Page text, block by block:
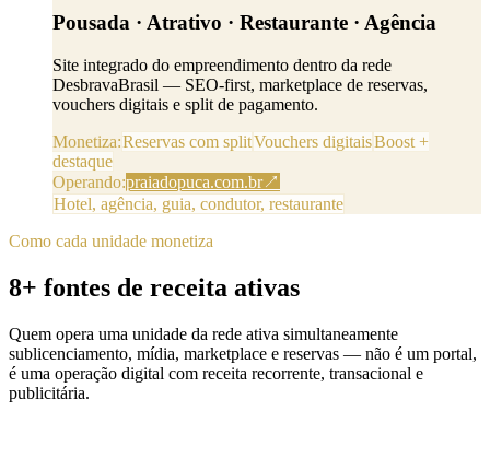
Pousada · Atrativo · Restaurante · Agência
Site integrado do empreendimento dentro da rede
DesbravaBrasil — SEO-first, marketplace de reservas,
vouchers digitais e split de pagamento.
Monetiza:Reservas com splitVouchers digitaisBoost +
destaque
Operando:praiadopuca.com.br↗
Hotel, agência, guia, condutor, restaurante
Como cada unidade monetiza
8+ fontes de receita ativas
Quem opera uma unidade da rede ativa simultaneamente
sublicenciamento, mídia, marketplace e reservas — não é um portal,
é uma operação digital com receita recorrente, transacional e
publicitária.